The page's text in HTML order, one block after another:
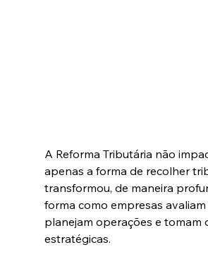
A Reforma Tributária não
apenas a forma de recolher
transformou, de maneira
forma como empresas avaliam
planejam operações e tomam
estratégicas.